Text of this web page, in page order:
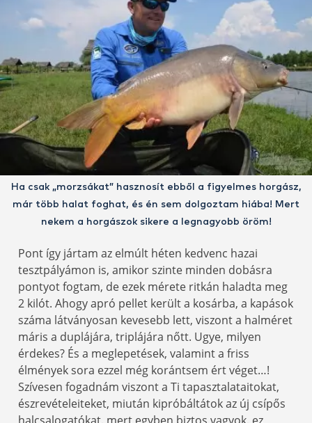
Ha csak „morzsákat” hasznosít ebből a figyelmes horgász,
már több halat foghat, és én sem dolgoztam hiába! Mert
nekem a horgászok sikere a legnagyobb öröm!
Pont így jártam az elmúlt héten kedvenc hazai
tesztpályámon is, amikor szinte minden dobásra
pontyot fogtam, de ezek mérete ritkán haladta meg
2 kilót. Ahogy apró pellet került a kosárba, a kapások
száma látványosan kevesebb lett, viszont a halméret
máris a duplájára, triplájára nőtt. Ugye, milyen
érdekes? És a meglepetések, valamint a friss
élmények sora ezzel még korántsem ért véget…!
Szívesen fogadnám viszont a Ti tapasztalataitokat,
észrevételeiteket, miután kipróbáltátok az új csípős